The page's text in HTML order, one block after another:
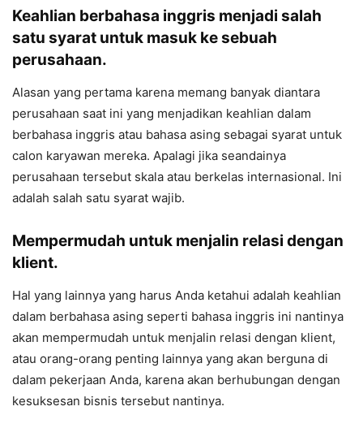
Keahlian berbahasa inggris menjadi salah
satu syarat untuk masuk ke sebuah
perusahaan.
Alasan yang pertama karena memang banyak diantara
perusahaan saat ini yang menjadikan keahlian dalam
berbahasa inggris atau bahasa asing sebagai syarat untuk
calon karyawan mereka. Apalagi jika seandainya
perusahaan tersebut skala atau berkelas internasional. Ini
adalah salah satu syarat wajib.
Mempermudah untuk menjalin relasi dengan
klient.
Hal yang lainnya yang harus Anda ketahui adalah keahlian
dalam berbahasa asing seperti bahasa inggris ini nantinya
akan mempermudah untuk menjalin relasi dengan klient,
atau orang-orang penting lainnya yang akan berguna di
dalam pekerjaan Anda, karena akan berhubungan dengan
kesuksesan bisnis tersebut nantinya.